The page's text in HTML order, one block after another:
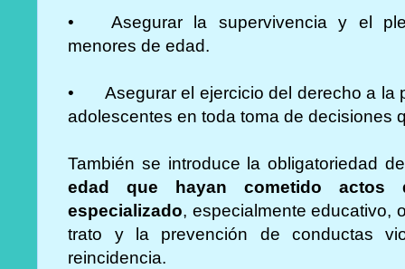
•
Asegurar la supervivencia y el
menores de edad.
•
Asegurar el ejercicio del derecho a la
adolescentes en toda toma de decisiones
También se introduce la obligatoriedad
edad que hayan cometido actos
especializado, especialmente educativo,
trato y la prevención de conductas
reincidencia.